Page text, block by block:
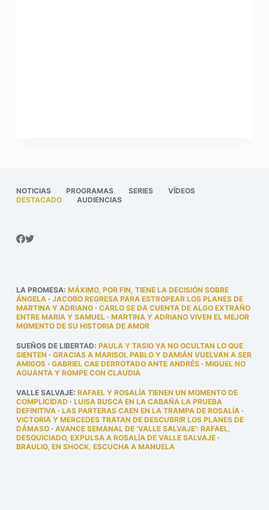
NOTICIAS PROGRAMAS SERIES
VÍDEOS
DESTACADO
AUDIENCIAS
LA PROMESA: MÁXIMO, POR FIN, TIENE LA DECISIÓN SOBRE
ÁNGELA· JACOBO REGRESA PARA ESTROPEAR LOS PLANES DE
MARTINA Y ADRIANO· CARLO SE DA CUENTA DE ALGO EXTRAÑO
ENTRE MARÍA Y SAMUEL· MARTINA Y ADRIANO VIVEN EL MEJOR
MOMENTO DE SU HISTORIA DE AMOR
SUEÑOS DE LIBERTAD: PAULA Y TASIO YA NO OCULTAN LO QUE
SIENTEN · GRACIAS A MARISOL PABLO Y DAMIÁN VUELVAN A SER
AMIGOS· GABRIEL CAE DERROTADO ANTE ANDRÉS· MIGUEL NO
AGUANTA Y ROMPE CON CLAUDIA
VALLE SALVAJE: RAFAEL Y ROSALÍA TIENEN UN MOMENTO DE
COMPLICIDAD · LUISA BUSCA EN LA CABAÑA LA PRUEBA
DEFINITIVA· LAS PARTERAS CAEN EN LA TRAMPA DE ROSALÍA·
VICTORIA Y MERCEDES TRATAN DE DESCUBRIR LOS PLANES DE
DÁMASO· AVANCE SEMANAL DE ‘VALLE SALVAJE’: RAFAEL,
DESQUICIADO, EXPULSA A ROSALÍA DE VALLE SALVAJE·
BRAULIO, EN SHOCK, ESCUCHA A MANUELA